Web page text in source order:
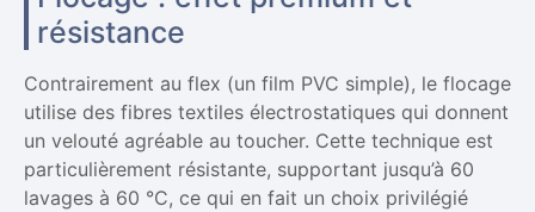
résistance
Contrairement au flex (un film PVC simple), le flocage
utilise des fibres textiles électrostatiques qui donnent
un velouté agréable au toucher. Cette technique est
particulièrement résistante, supportant jusqu’à 60
lavages à 60 °C, ce qui en fait un choix privilégié